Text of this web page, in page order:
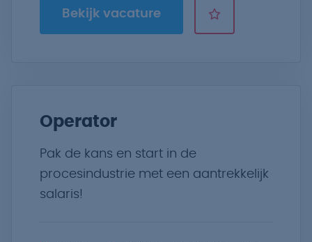
Bekijk vacature
Operator
Pak de kans en start in de
procesindustrie met een aantrekkelijk
salaris!